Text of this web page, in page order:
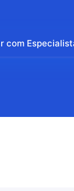
com